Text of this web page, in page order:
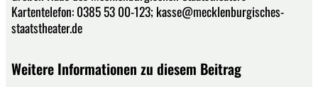
Kartentelefon: 0385 53 00-123; kasse@mecklenburgisches-
staatstheater.de
Weitere Informationen zu diesem Beitrag